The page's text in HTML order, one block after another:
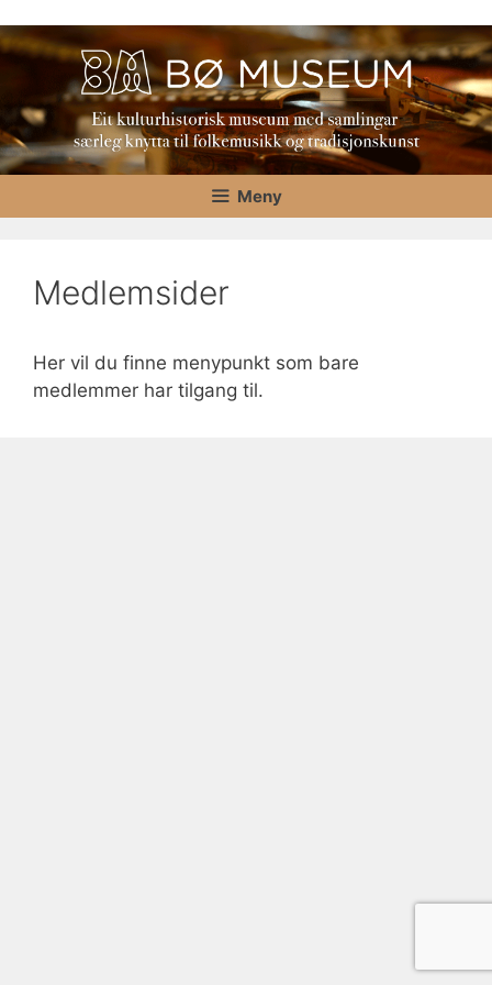
til
innhold
Meny
Medlemsider
Her vil du finne menypunkt som bare
medlemmer har tilgang til.